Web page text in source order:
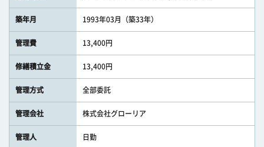
築年月 1993年03月（築33年）
管理費 13,400円
修繕積立金 13,400円
管理方式 全部委託
管理会社 株式会社グローリア
管理人 日勤